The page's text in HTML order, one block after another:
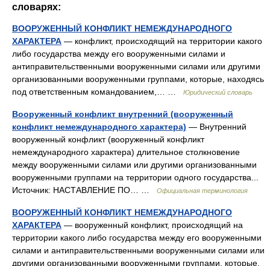
словарях:
ВООРУЖЕННЫЙ КОНФЛИКТ НЕМЕЖДУНАРОДНОГО
ХАРАКТЕРА — конфликт, происходящий на территории какого
либо государства между его вооруженными силами и
антиправительственными вооруженными силами или другими
организованными вооруженными группами, которые, находясь
под ответственным командованием,… …
Юридический словарь
Вооруженный конфликт внутренний (вооруженный
конфликт немеждународного характера) — Внутренний
вооруженный конфликт (вооруженный конфликт
немеждународного характера) длительное столкновение
между вооруженными силами или другими организованными
вооруженными группами на территории одного государства...
Источник: НАСТАВЛЕНИЕ ПО… …
Официальная терминология
ВООРУЖЕННЫЙ КОНФЛИКТ НЕМЕЖДУНАРОДНОГО
ХАРАКТЕРА — вооруженный конфликт, происходящий на
территории какого либо государства между его вооруженными
силами и антиправительственными вооруженными силами или
другими организованными вооруженными группами, которые,